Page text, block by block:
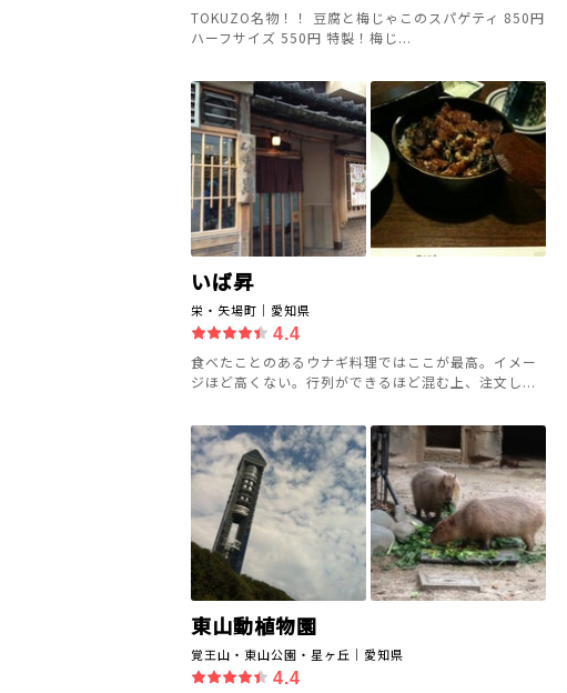
TOKUZO名物！！ 豆腐と梅じゃこのスパゲティ 850円
ハーフサイズ 550円 特製！梅じ...
いば昇
栄・矢場町｜愛知県
4.4
食べたことのあるウナギ料理ではここが最高。イメー
ジほど高くない。行列ができるほど混む上、注文し...
東山動植物園
覚王山・東山公園・星ヶ丘｜愛知県
4.4